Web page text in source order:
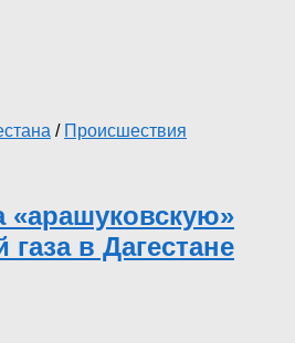
/ Происшествия
в Дагестане